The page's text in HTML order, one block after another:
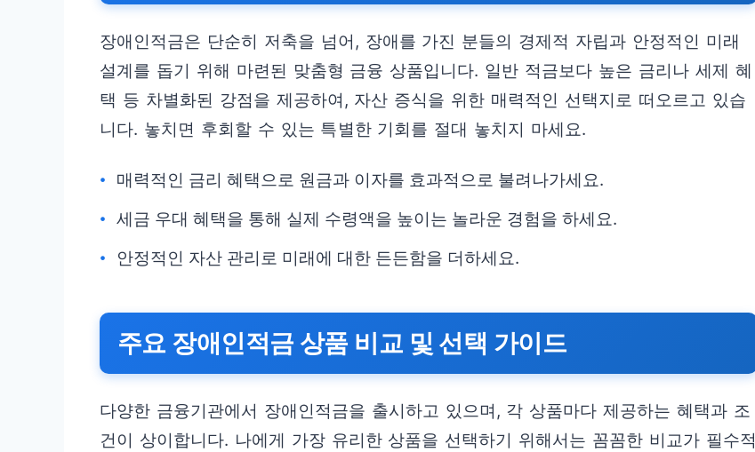
장애인적금은 단순히 저축을 넘어, 장애를 가진 분들의 경제적 자립과 안정적인 미래
설계를 돕기 위해 마련된 맞춤형 금융 상품입니다. 일반 적금보다 높은 금리나 세제 혜
택 등 차별화된 강점을 제공하여, 자산 증식을 위한 매력적인 선택지로 떠오르고 있습
니다. 놓치면 후회할 수 있는 특별한 기회를 절대 놓치지 마세요.
매력적인 금리 혜택으로 원금과 이자를 효과적으로 불려나가세요.
세금 우대 혜택을 통해 실제 수령액을 높이는 놀라운 경험을 하세요.
안정적인 자산 관리로 미래에 대한 든든함을 더하세요.
주요 장애인적금 상품 비교 및 선택 가이드
다양한 금융기관에서 장애인적금을 출시하고 있으며, 각 상품마다 제공하는 혜택과 조
건이 상이합니다. 나에게 가장 유리한 상품을 선택하기 위해서는 꼼꼼한 비교가 필수적